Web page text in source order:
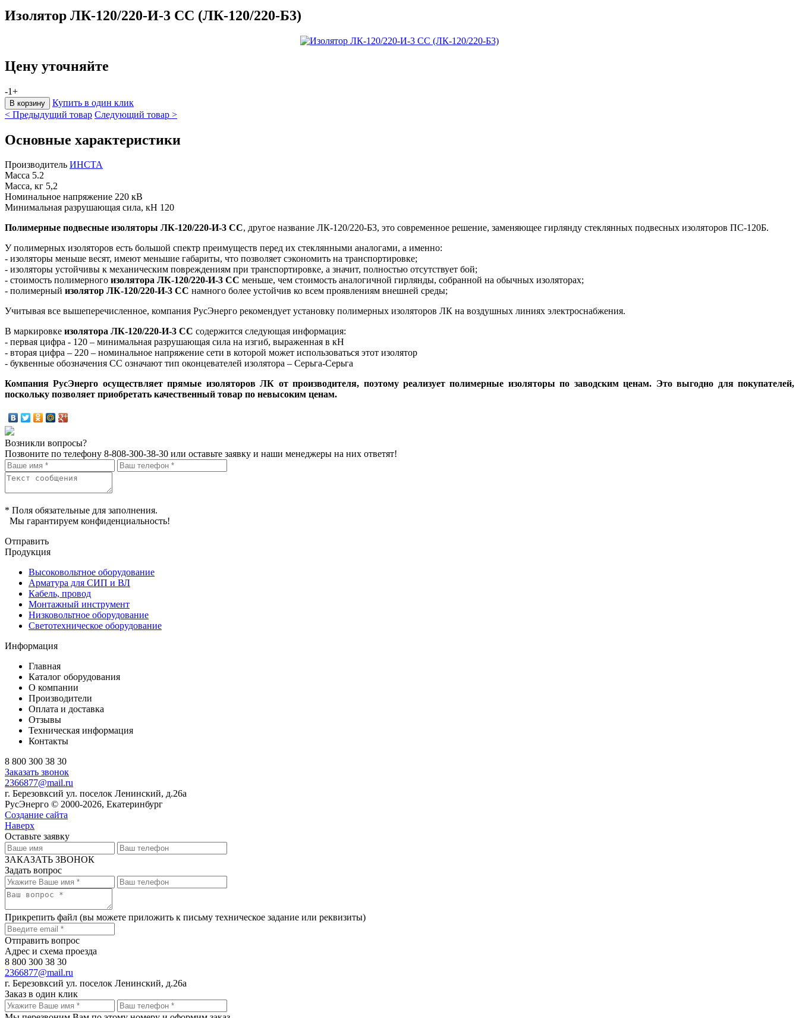
Изолятор ЛК-120/220-И-3 СС (ЛК-120/220-Б3)
Цену уточняйте
-1+
Купить в один клик
< Предыдущий товар Следующий товар >
Основные характеристики
Производитель ИНСТА
Масса 5.2
Масса, кг 5,2
Номинальное напряжение 220 кВ
Минимальная разрушающая сила, кН 120
Полимерные подвесные изоляторы ЛК-120/220-И-3 СС, другое название ЛК-120/220-Б3, это современное решение, заменяющее гирлянду стеклянных подвесных изоляторов ПС-120Б.
У полимерных изоляторов есть большой спектр преимуществ перед их стеклянными аналогами, а именно:
- изоляторы меньше весят, имеют меньшие габариты, что позволяет сэкономить на транспортировке;
- изоляторы устойчивы к механическим повреждениям при транспортировке, а значит, полностью отсутствует бой;
- стоимость полимерного изолятора ЛК-120/220-И-3 СС меньше, чем стоимость аналогичной гирлянды, собранной на обычных изоляторах;
- полимерный изолятор ЛК-120/220-И-3 СС намного более устойчив ко всем проявлениям внешней среды;
Учитывая все вышеперечисленное, компания РусЭнерго рекомендует установку полимерных изоляторов ЛК на воздушных линиях электроснабжения.
В маркировке изолятора ЛК-120/220-И-3 СС содержится следующая информация:
- первая цифра - 120 – минимальная разрушающая сила на изгиб, выраженная в кН
- вторая цифра – 220 – номинальное напряжение сети в которой может использоваться этот изолятор
- буквенные обозначения СС означают тип оконцевателей изолятора – Серьга-Серьга
Компания РусЭнерго осуществляет прямые изоляторов ЛК от производителя, поэтому реализует полимерные изоляторы по заводским ценам. Это выгодно для покупателей,
поскольку позволяет приобретать качественный товар по невысоким ценам.
Возникли вопросы?
Позвоните по телефону 8-808-300-38-30 или оставьте заявку и наши менеджеры на них ответят!
* Поля обязательные для заполнения.
Мы гарантируем конфиденциальность!
Отправить
Продукция
Высоковольтное оборудование
Арматура для СИП и ВЛ
Кабель, провод
Монтажный инструмент
Низковольтное оборудование
Светотехническое оборудование
Информация
Главная
Каталог оборудования
О компании
Производители
Оплата и доставка
Отзывы
Техническая информация
Контакты
8 800 300 38 30
Заказать звонок
2366877@mail.ru
г. Березовксий ул. поселок Ленинский, д.26а
РусЭнерго © 2000-2026, Екатеринбург
Создание сайта
Наверх
Оставьте заявку
ЗАКАЗАТЬ ЗВОНОК
Задать вопрос
Прикрепить файл (вы можете приложить к письму техническое задание или реквизиты)
Отправить вопрос
Адрес и схема проезда
8 800 300 38 30
2366877@mail.ru
г. Березовксий ул. поселок Ленинский, д.26а
Заказ в один клик